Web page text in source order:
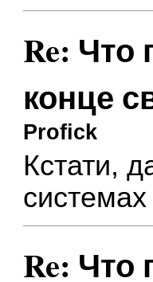
Re: Что
конце
Profick
Кстати,
Re: Что